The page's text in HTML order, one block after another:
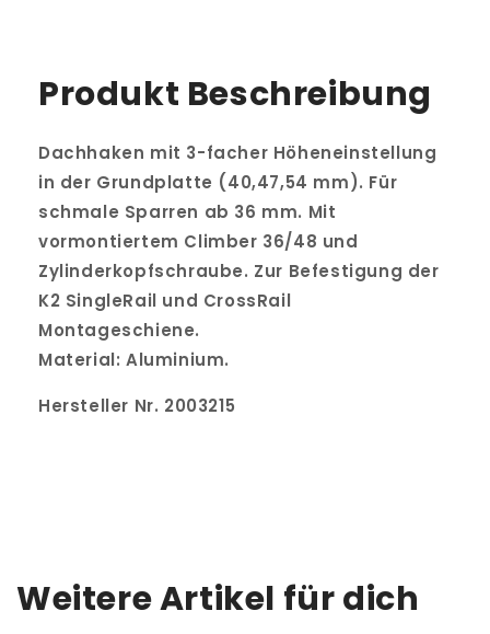
Produkt Beschreibung
Dachhaken mit 3-facher Höheneinstellung
in der Grundplatte (40,47,54 mm). Für
schmale Sparren ab 36 mm. Mit
vormontiertem Climber 36/48 und
Zylinderkopfschraube. Zur Befestigung der
K2 SingleRail und CrossRail
Montageschiene.
Material: Aluminium.
Hersteller Nr. 2003215
Weitere Artikel für dich